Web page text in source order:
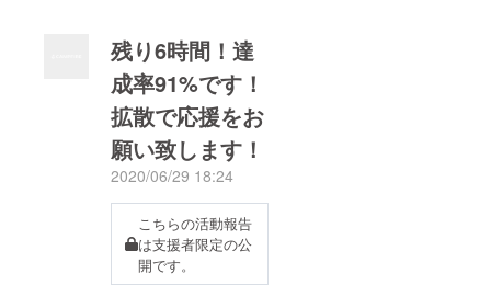
残り6時間！達
成率91%です！
拡散で応援をお
願い致します！
2020/06/29 18:24
こちらの活動報告
は支援者限定の公
開です。